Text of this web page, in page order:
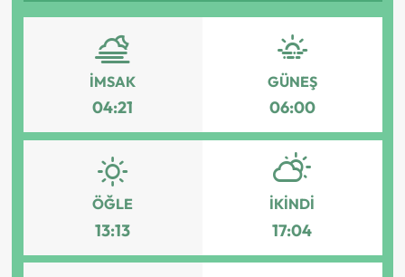
İMSAK
04:21
GÜNEŞ
06:00
ÖĞLE
13:13
İKINDI
17:04